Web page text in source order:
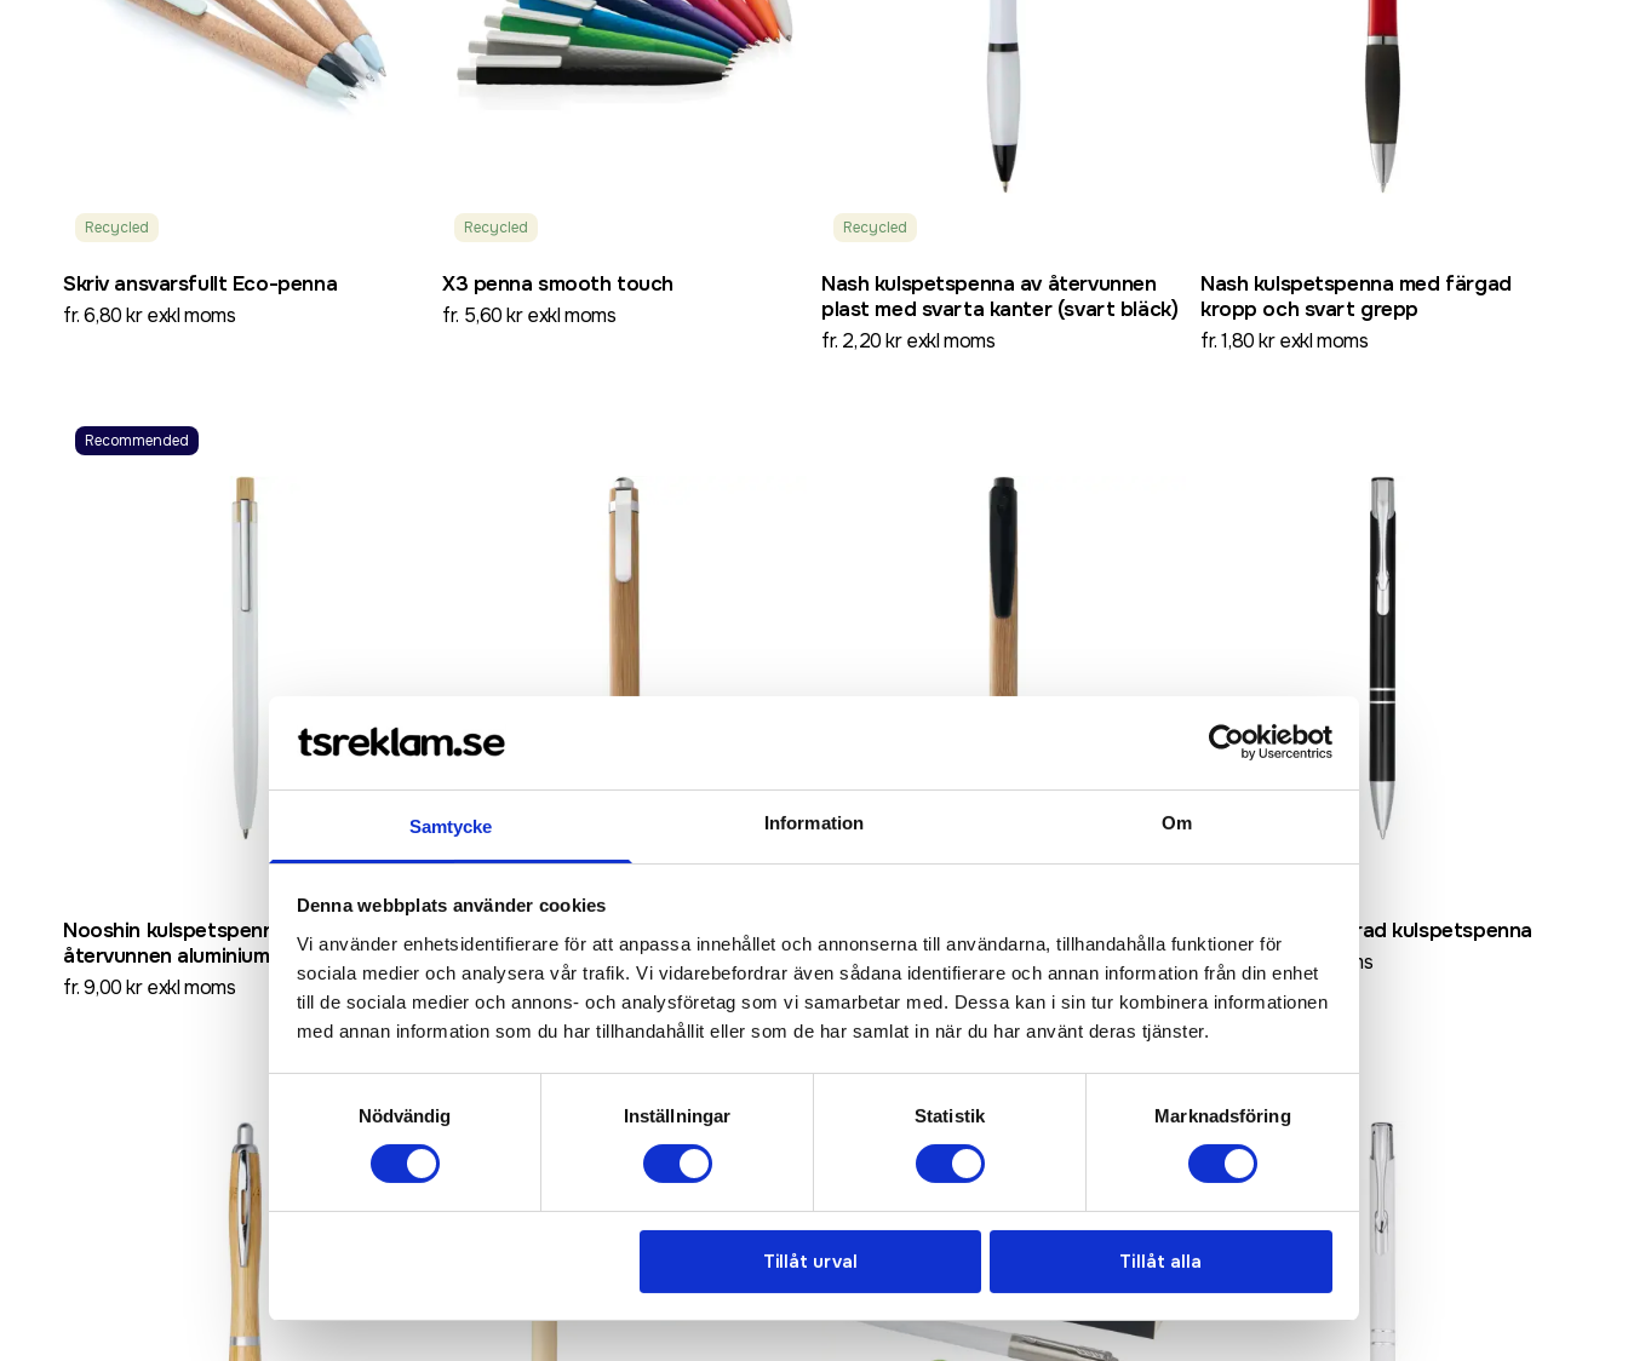
Samtycke Information Om
Denna webbplats använder cookies
Vi använder enhetsidentifierare för att anpassa innehållet och annonserna till användarna, tillhandahålla funktioner för
sociala medier och analysera vår trafik. Vi vidarebefordrar även sådana identifierare och annan information från din enhet
till de sociala medier och annons- och analysföretag som vi samarbetar med. Dessa kan i sin tur kombinera informationen
med annan information som du har tillhandahållit eller som de har samlat in när du har använt deras tjänster.
Nödvändig
Inställningar Statistik Marknadsföring
Tillåt urval Tillåt alla
Recycled
Skriv ansvarsfullt Eco-penna
fr. 6,80 kr exkl moms
Recycled
X3 penna smooth touch
fr. 5,60 kr exkl moms
Recycled
Nash kulspetspenna av återvunnen
plast med svarta kanter (svart bläck)
fr. 2,20 kr exkl moms
Nash kulspetspenna med färgad
kropp och svart grepp
fr. 1,80 kr exkl moms
Recommended
Nooshin kulspetspenna av
återvunnen aluminium
fr. 9,00 kr exkl moms
fr. 3,00 kr exkl moms
fr. 5,20 kr exkl moms
Moneta anodiserad kulspetspenna
fr. 3,40 kr exkl moms